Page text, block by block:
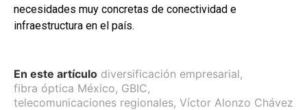
necesidades muy concretas de conectividad e
infraestructura en el país.
En este artículo diversificación empresarial,
fibra óptica México, GBIC,
telecomunicaciones regionales, Víctor Alonzo Chávez